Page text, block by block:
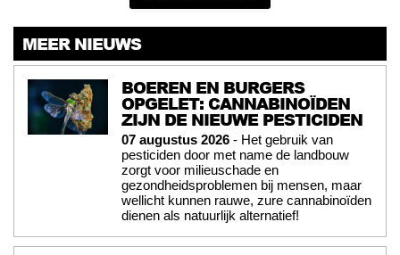
MEER NIEUWS
BOEREN EN BURGERS
OPGELET: CANNABINOÏDEN
ZIJN DE NIEUWE PESTICIDEN
07 augustus 2026 - Het gebruik van
pesticiden door met name de landbouw
zorgt voor milieuschade en
gezondheidsproblemen bij mensen, maar
wellicht kunnen rauwe, zure cannabinoïden
dienen als natuurlijk alternatief!